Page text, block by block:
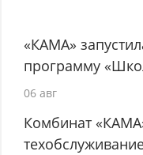
«КАМА»
программу
06 авг
Комбинат